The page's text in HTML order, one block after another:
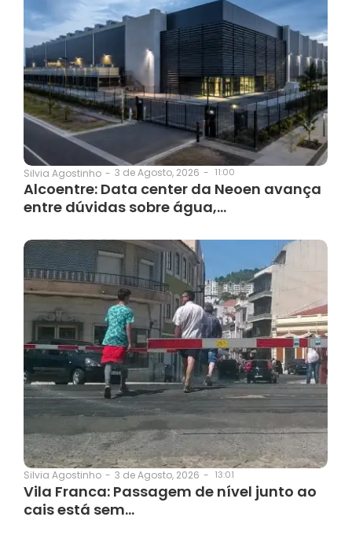
Silvia Agostinho - 3 de Agosto, 2026 - 11:00
Alcoentre: Data center da Neoen avança
entre dúvidas sobre água,…
Silvia Agostinho - 3 de Agosto, 2026 - 13:01
Vila Franca: Passagem de nível junto ao
cais está sem…